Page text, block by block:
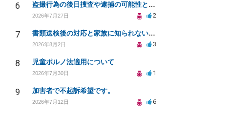
6 盗撮行為の後日捜査や逮捕の可能性と初動対応について
2026年7月27日 2
7 書類送検後の対応と家族に知られないための手続きについて相談
2026年8月2日 3
8 児童ポルノ法適用について
2026年7月30日 1
9 加害者で不起訴希望です。
2026年7月12日 6